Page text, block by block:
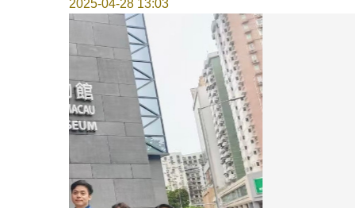
2025-04-28 13:03